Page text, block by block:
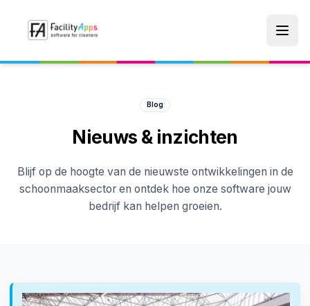
Blog
Nieuws & inzichten
Blijf op de hoogte van de nieuwste ontwikkelingen in de
schoonmaaksector en ontdek hoe onze software jouw
bedrijf kan helpen groeien.